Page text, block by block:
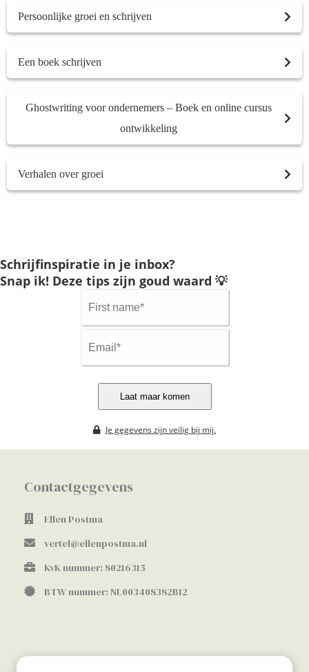
Persoonlijke groei en schrijven
Een boek schrijven
Ghostwriting voor ondernemers – Boek en online cursus
ontwikkeling
Verhalen over groei
Schrijfinspiratie in je inbox?
Snap ik! Deze tips zijn goud waard 💡
Laat maar komen
Je gegevens zijn veilig bij mij.
Contactgegevens
Ellen Postma
vertel@ellenpostma.nl
KvK nummer: 80216315
BTW nummer: NL003408382B12
Ghostwriter voor ondernemers